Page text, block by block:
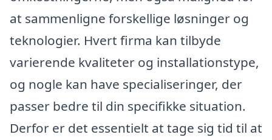
at sammenligne forskellige løsninger og
teknologier. Hvert firma kan tilbyde
varierende kvaliteter og installationstype,
og nogle kan have specialiseringer, der
passer bedre til din specifikke situation.
Derfor er det essentielt at tage sig tid til at